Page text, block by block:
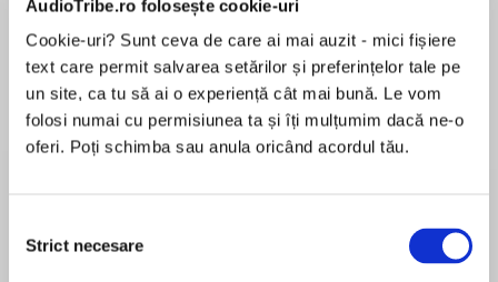
AudioTribe.ro folosește cookie-uri
Cookie-uri? Sunt ceva de care ai mai auzit - mici fișiere
text care permit salvarea setărilor și preferințelor tale pe
un site, ca tu să ai o experiență cât mai bună. Le vom
folosi numai cu permisiunea ta și îți mulțumim dacă ne-o
oferi. Poți schimba sau anula oricând acordul tău.
consimțământului
Strict necesare
Desprecarte
Paddington has warmed the hearts of
generations of listeners with his earnest good
the original text by Michael Bond.